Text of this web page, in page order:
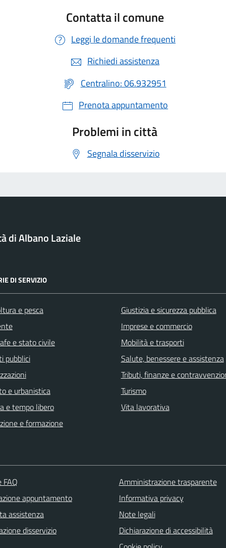
Contatta il comune
Leggi le domande frequenti
Richiedi assistenza
Centralino: 06.932951
Prenota appuntamento
Problemi in città
Segnala disservizio
di Albano Laziale
DI SERVIZIO
e pesca
e stato civile
pubblici
e urbanistica
e tempo libero
e formazione
Giustizia e sicurezza pubblica
Imprese e commercio
Mobilità e trasporti
Salute, benessere e assistenza
Tributi, finanze e
Turismo
Vita lavorativa
FAQ
appuntamento
assistenza
disservizio
Amministrazione trasparente
Informativa privacy
Note legali
Dichiarazione di accessibilità